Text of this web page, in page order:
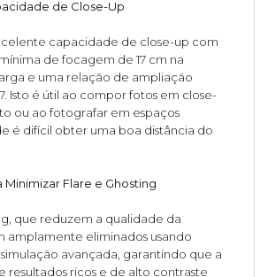
de Close-Up
capacidade de close-up com
de focagem de 17 cm na
e uma relação de ampliação
Isto é útil ao compor fotos em close-
ou ao fotografar em espaços
é difícil obter uma boa distância do
Minimizar Flare e Ghosting
que reduzem a qualidade da
amplamente eliminados usando
avançada, garantindo que a
resultados ricos e de alto contraste